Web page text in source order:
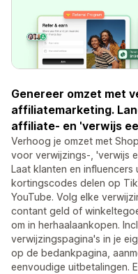
Genereer omzet met
affiliatemarketing.
affiliate- en 'verwijs
Verhoog je omzet met
voor verwijzings-, 'verwijs
Laat klanten en
kortingscodes delen op
YouTube. Volg elke
contant geld of
om in herhaalaankopen.
verwijzingspagina's in je
op de bedankpagina,
eenvoudige uitbetalingen.